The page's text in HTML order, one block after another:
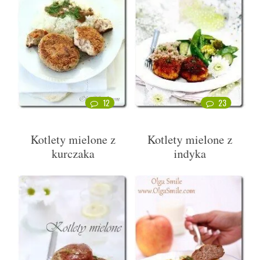
12
Kotlety mielone z
kurczaka
23
Kotlety mielone z
indyka